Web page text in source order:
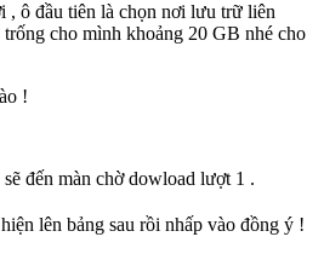
, ô đầu tiên là chọn nơi lưu trữ liên
cho mình khoảng 20 GB nhé cho
!
đến màn chờ dowload lượt 1 .
lên bảng sau rồi nhấp vào đồng ý !